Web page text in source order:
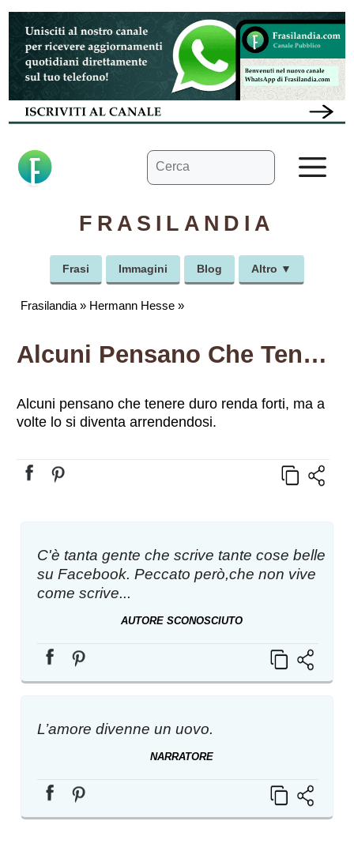
Vai
contenuto
Ricerca
per:
FRASILANDIA
Frasi Immagini Blog Altro ▼
Frasilandia » Hermann Hesse »
Alcuni Pensano Che Tenere Duro Renda Forti, Ma A Volte Lo Si Diventa Arrendendosi.
Alcuni pensano che tenere duro renda forti, ma a
volte lo si diventa arrendendosi.
C'è tanta gente che scrive tante cose belle
su Facebook. Peccato però,che non vive
come scrive...
AUTORE SCONOSCIUTO
L’amore divenne un uovo.
NARRATORE